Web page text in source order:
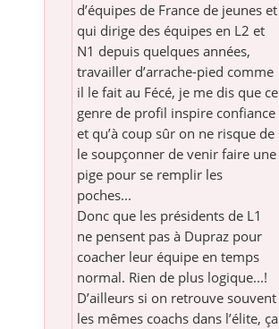
d’équipes de France de jeunes et
qui dirige des équipes en L2 et
N1 depuis quelques années,
travailler d’arrache-pied comme
il le fait au Fécé, je me dis que ce
genre de profil inspire confiance
et qu’à coup sûr on ne risque de
le soupçonner de venir faire une
pige pour se remplir les
poches...
Donc que les présidents de L1
ne pensent pas à Dupraz pour
coacher leur équipe en temps
normal. Rien de plus logique...!
D’ailleurs si on retrouve souvent
les mêmes coachs dans l’élite, ça